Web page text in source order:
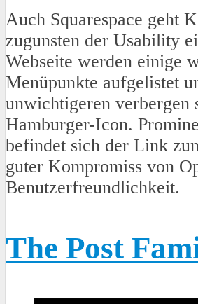
Auch Squarespace geht
zugunsten der Usability
Webseite werden einige
Menüpunkte aufgelistet
unwichtigeren verbergen
Hamburger-Icon.
befindet sich der Link
guter Kompromiss von
Benutzerfreundlichkeit.
The Post